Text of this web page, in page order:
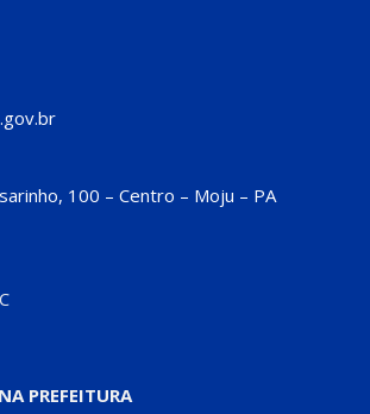
100 – Centro – Moju – PA
PREFEITURA